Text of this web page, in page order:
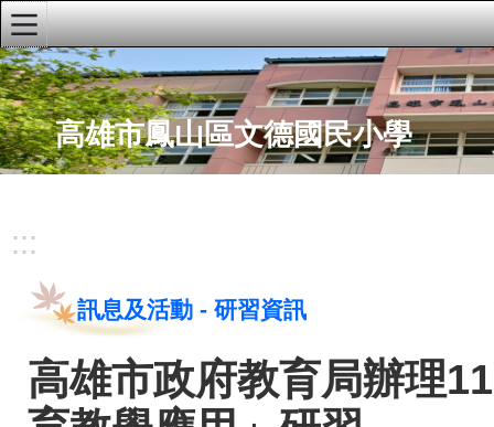
高雄市鳳山區文德國民小學
:::
首頁
文德粉絲專頁
文德youTube頻道
文德兒童校刊
網站推荐
:::
訊息及活動- 研習資訊
高雄市政府教育局辦理